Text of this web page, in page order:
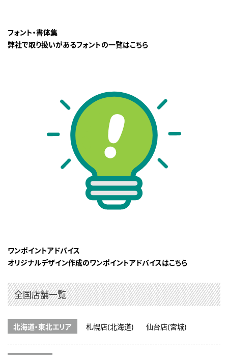
フォント・書体集
弊社で取り扱いがあるフォントの一覧はこちら
ワンポイントアドバイス
オリジナルデザイン作成のワンポイントアドバイスはこちら
全国店舗一覧
北海道・東北エリア 札幌店(北海道) 仙台店(宮城)